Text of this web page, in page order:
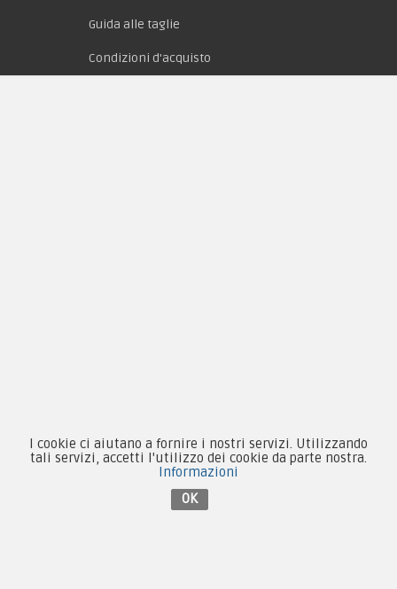
Guida alle taglie
Condizioni d'acquisto
Contattaci su Facebook
I cookie ci aiutano a fornire i nostri servizi. Utilizzando
tali servizi, accetti l'utilizzo dei cookie da parte nostra.
Informazioni
OK